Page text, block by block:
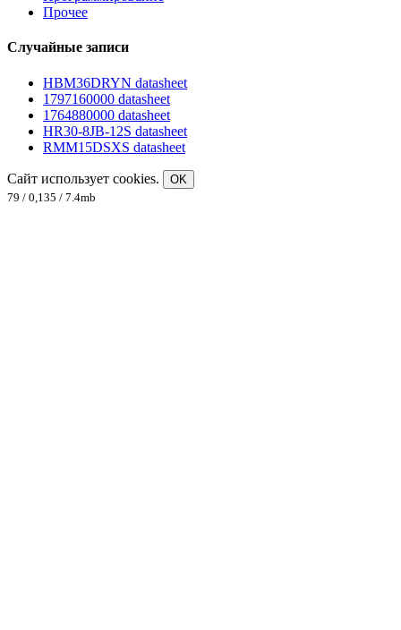
Прочее
Случайные записи
HBM36DRYN datasheet
1797160000 datasheet
1764880000 datasheet
HR30-8JB-12S datasheet
RMM15DSXS datasheet
Сайт использует cookies.
OK
79 / 0,135 / 7.4mb